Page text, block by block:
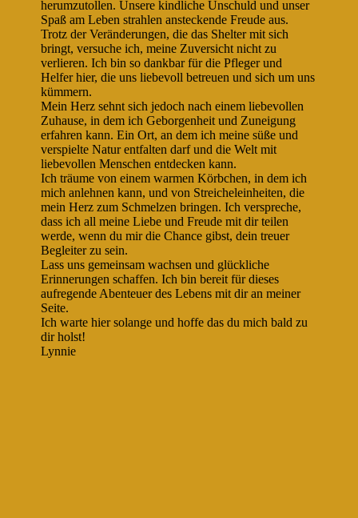
herumzutollen. Unsere kindliche Unschuld und unser
Spaß am Leben strahlen ansteckende Freude aus.
Trotz der Veränderungen, die das Shelter mit sich
bringt, versuche ich, meine Zuversicht nicht zu
verlieren. Ich bin so dankbar für die Pfleger und
Helfer hier, die uns liebevoll betreuen und sich um uns
kümmern.
Mein Herz sehnt sich jedoch nach einem liebevollen
Zuhause, in dem ich Geborgenheit und Zuneigung
erfahren kann. Ein Ort, an dem ich meine süße und
verspielte Natur entfalten darf und die Welt mit
liebevollen Menschen entdecken kann.
Ich träume von einem warmen Körbchen, in dem ich
mich anlehnen kann, und von Streicheleinheiten, die
mein Herz zum Schmelzen bringen. Ich verspreche,
dass ich all meine Liebe und Freude mit dir teilen
werde, wenn du mir die Chance gibst, dein treuer
Begleiter zu sein.
Lass uns gemeinsam wachsen und glückliche
Erinnerungen schaffen. Ich bin bereit für dieses
aufregende Abenteuer des Lebens mit dir an meiner
Seite.
Ich warte hier solange und hoffe das du mich bald zu
dir holst!
Lynnie